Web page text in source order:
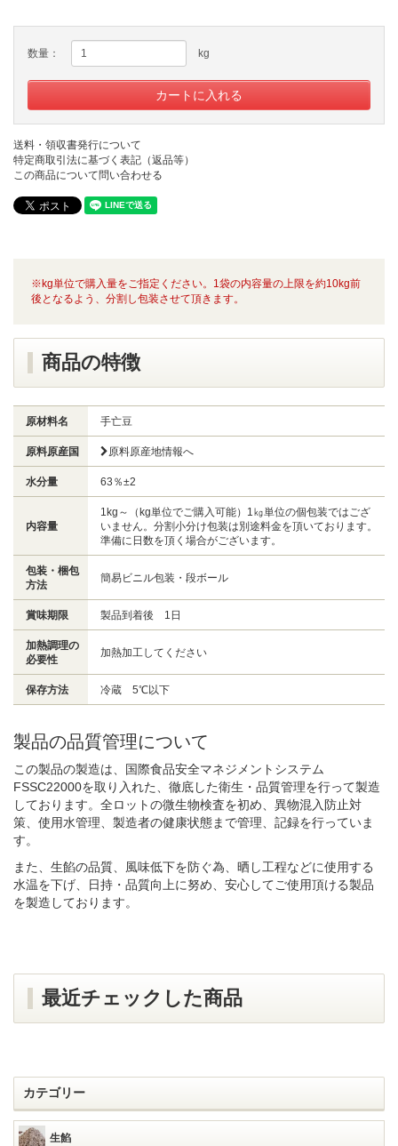
数量： kg
送料・領収書発行について
特定商取引法に基づく表記（返品等）
この商品について問い合わせる
※kg単位で購入量をご指定ください。1袋の内容量の上限を約10kg前
後となるよう、分割し包装させて頂きます。
商品の特徴
原材料名 手亡豆
原料原産国 原料原産地情報へ
水分量 63％±2
内容量
1kg～（kg単位でご購入可能）1㎏単位の個包装ではござ
いません。分割小分け包装は別途料金を頂いております。
準備に日数を頂く場合がございます。
包装・梱包
方法
簡易ビニル包装・段ボール
賞味期限 製品到着後 1日
加熱調理の
必要性
加熱加工してください
保存方法 冷蔵 5℃以下
製品の品質管理について
この製品の製造は、国際食品安全マネジメントシステム
FSSC22000を取り入れた、徹底した衛生・品質管理を行って製造
しております。全ロットの微生物検査を初め、異物混入防止対
策、使用水管理、製造者の健康状態まで管理、記録を行っていま
す。
また、生餡の品質、風味低下を防ぐ為、晒し工程などに使用する
水温を下げ、日持・品質向上に努め、安心してご使用頂ける製品
を製造しております。
最近チェックした商品
カテゴリー
生餡